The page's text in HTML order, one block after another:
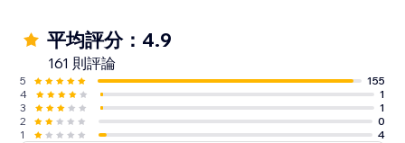
平均評分：4.9
161 則評論
5
155
4
1
3
1
2
0
1
4